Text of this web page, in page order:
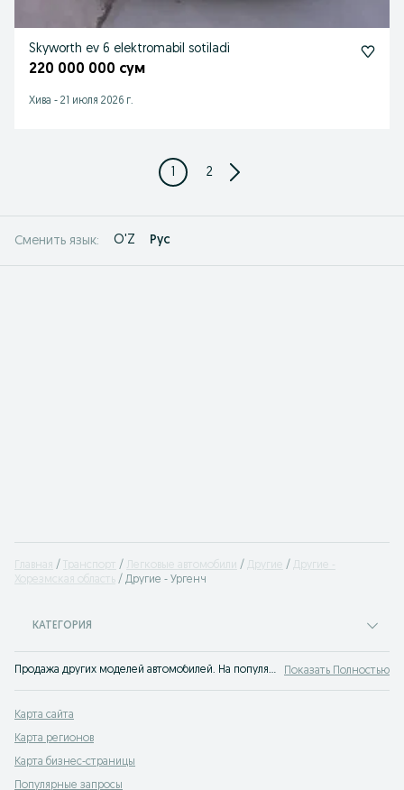
Skyworth ev 6 elektromabil sotiladi
220 000 000 сум
Хива - 21 июля 2026 г.
1 2
Сменить язык: O'Z Рус
Главная Транспорт Легковые автомобили Другие
Другие -
Хорезмская область
Другие - Ургенч
КАТЕГОРИЯ
Продажа других моделей автомобилей. На популярном сервисе объявлений OLX.uz Ургенч вы легко сможете купить новое или бу авто с пробегом. Твоя машина ждет тебя на OLX.uz! Показать Полностью
Карта сайта
Карта регионов
Карта бизнес-страницы
Популярные запросы